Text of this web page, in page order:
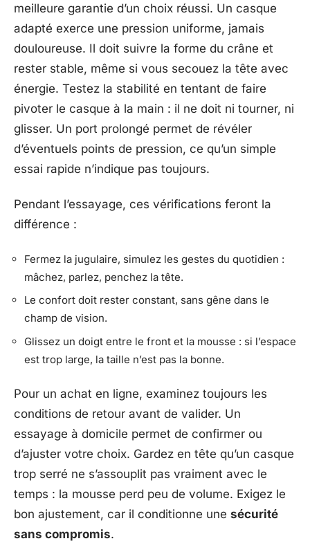
meilleure garantie d’un choix réussi. Un casque
adapté exerce une pression uniforme, jamais
douloureuse. Il doit suivre la forme du crâne et
rester stable, même si vous secouez la tête avec
énergie. Testez la stabilité en tentant de faire
pivoter le casque à la main : il ne doit ni tourner, ni
glisser. Un port prolongé permet de révéler
d’éventuels points de pression, ce qu’un simple
essai rapide n’indique pas toujours.
Pendant l’essayage, ces vérifications feront la
différence :
Fermez la jugulaire, simulez les gestes du quotidien :
mâchez, parlez, penchez la tête.
Le confort doit rester constant, sans gêne dans le
champ de vision.
Glissez un doigt entre le front et la mousse : si l’espace
est trop large, la taille n’est pas la bonne.
Pour un achat en ligne, examinez toujours les
conditions de retour avant de valider. Un
essayage à domicile permet de confirmer ou
d’ajuster votre choix. Gardez en tête qu’un casque
trop serré ne s’assouplit pas vraiment avec le
temps : la mousse perd peu de volume. Exigez le
bon ajustement, car il conditionne une sécurité
sans compromis.